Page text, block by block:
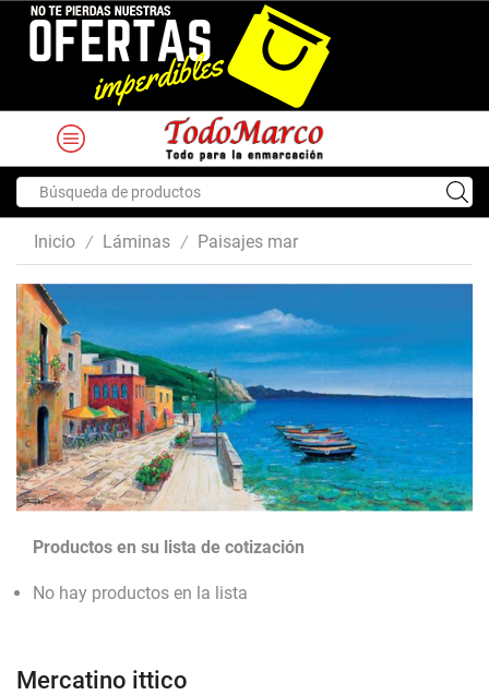
input
Inicio / Láminas / Paisajes mar
Productos en su lista de cotización
No hay productos en la lista
Mercatino ittico